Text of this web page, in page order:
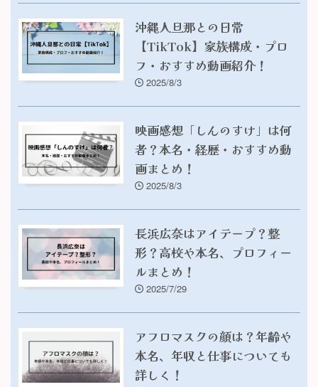
沖縄人旦那との日常
【TikTok】家族構成・プロ
フ・おすすめ動画紹介！
2025/8/3
映画感想「しんのすけ」は何
者？本名・経歴・おすすめ動
画まとめ！
2025/8/3
長浜広奈はアイテープ？整
形？高校や本名、プロフィー
ルまとめ！
2025/7/29
アフロマスクの顔は？年齢や
本名、年収と仕事についても
詳しく！